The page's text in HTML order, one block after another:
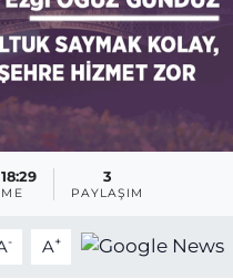
3
PAYLAŞIM
- A+